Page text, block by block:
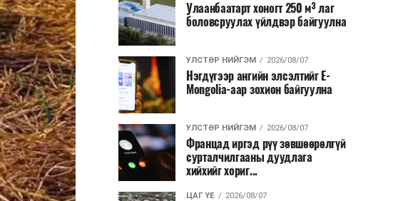
Улаанбаатарт хоногт 250 м³ лаг
боловсруулах үйлдвэр байгуулна
УЛСТӨР НИЙГЭМ 2026/08/07
Нэгдүгээр ангийн элсэлтийг E-
Mongolia-аар зохион байгуулна
УЛСТӨР НИЙГЭМ 2026/08/07
Францад иргэд рүү зөвшөөрөлгүй
сурталчилгааны дуудлага
хийхийг хориг...
ЦАГ ҮЕ 2026/08/07